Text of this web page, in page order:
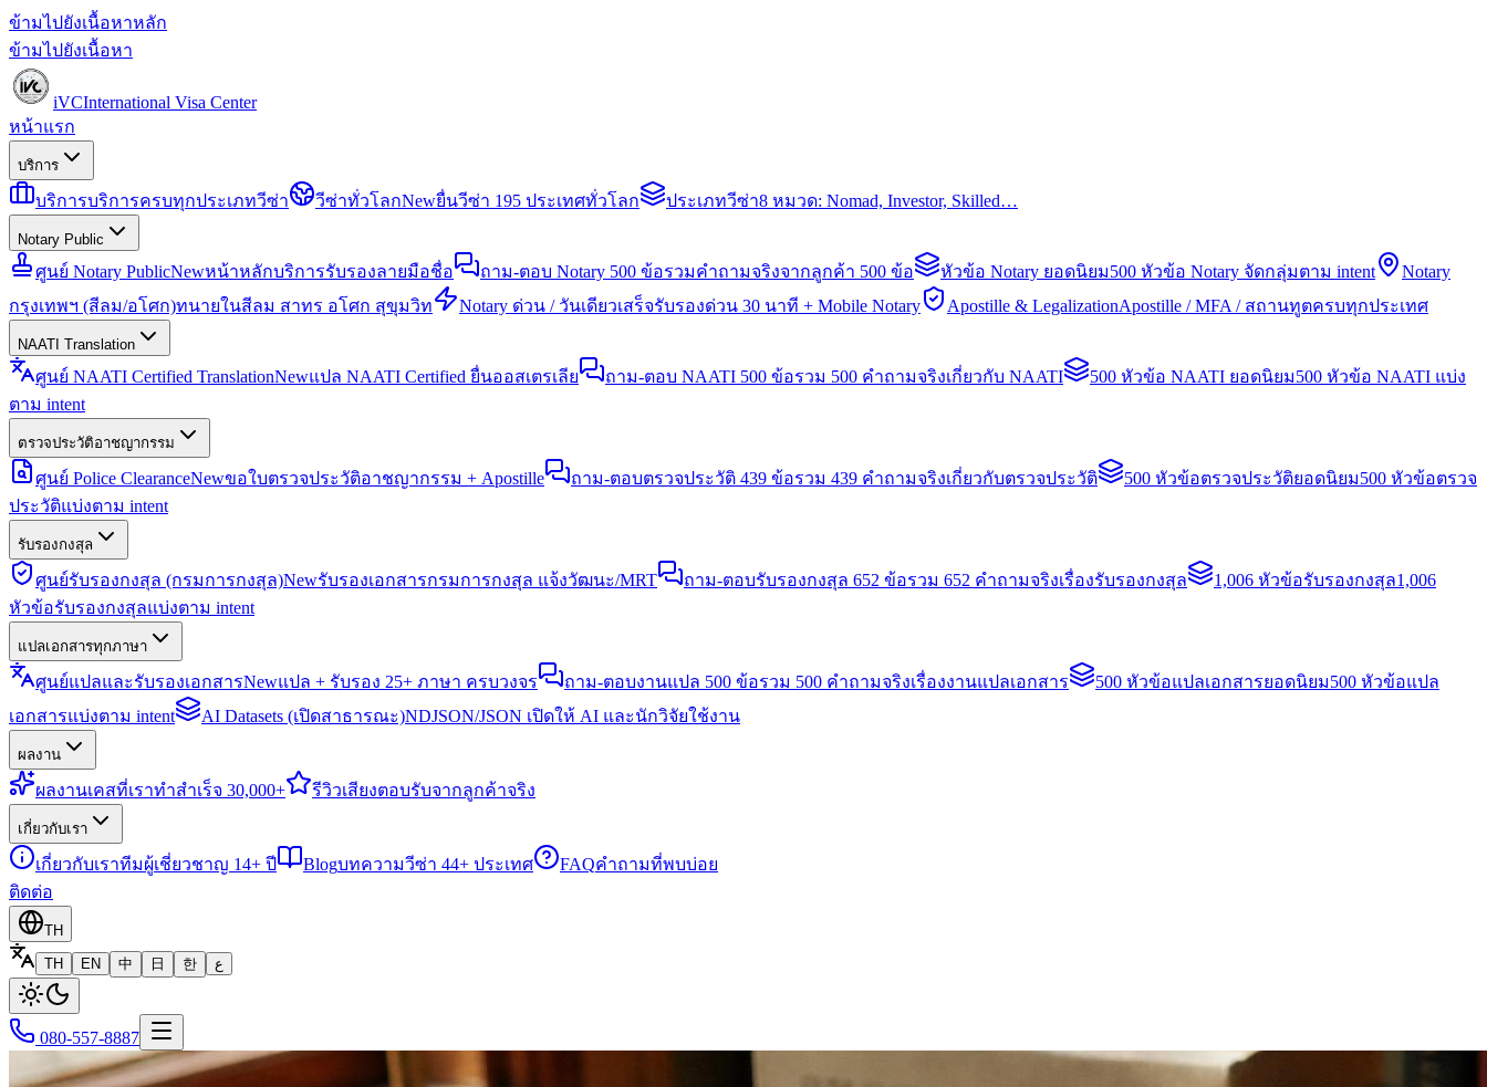
ข้ามไปยังเนื้อหาหลัก
ข้ามไปยังเนื้อหา
iVCInternational Visa Center
หน้าแรก
บริการ
บริการบริการครบทุกประเภทวีซ่า วีซ่าทั่วโลกNewยื่นวีซ่า 195 ประเทศทั่วโลก ประเภทวีซ่า8 หมวด: Nomad, Investor, Skilled…
Notary Public
ศูนย์ Notary PublicNewหน้าหลักบริการรับรองลายมือชื่อ ถาม-ตอบ Notary 500 ข้อรวมคำถามจริงจากลูกค้า 500 ข้อ หัวข้อ Notary ยอดนิยม500 หัวข้อ Notary จัดกลุ่มตาม intent
Notary
กรุงเทพฯ (สีลม/อโศก)ทนายในสีลม สาทร อโศก สุขุมวิท Notary ด่วน / วันเดียวเสร็จรับรองด่วน 30 นาที + Mobile Notary Apostille & LegalizationApostille / MFA / สถานทูตครบทุกประเทศ
NAATI Translation
ศูนย์ NAATI Certified TranslationNewแปล NAATI Certified ยื่นออสเตรเลีย ถาม-ตอบ NAATI 500 ข้อรวม 500 คำถามจริงเกี่ยวกับ NAATI 500 หัวข้อ NAATI ยอดนิยม500 หัวข้อ NAATI แบ่ง
ตาม intent
ตรวจประวัติอาชญากรรม
ศูนย์ Police ClearanceNewขอใบตรวจประวัติอาชญากรรม + Apostille ถาม-ตอบตรวจประวัติ 439 ข้อรวม 439 คำถามจริงเกี่ยวกับตรวจประวัติ 500 หัวข้อตรวจประวัติยอดนิยม500 หัวข้อตรวจ
ประวัติแบ่งตาม intent
รับรองกงสุล
ศูนย์รับรองกงสุล (กรมการกงสุล)Newรับรองเอกสารกรมการกงสุล แจ้งวัฒนะ/MRT ถาม-ตอบรับรองกงสุล 652 ข้อรวม 652 คำถามจริงเรื่องรับรองกงสุล 1,006 หัวข้อรับรองกงสุล1,006
หัวข้อรับรองกงสุลแบ่งตาม intent
แปลเอกสารทุกภาษา
ศูนย์แปลและรับรองเอกสารNewแปล + รับรอง 25+ ภาษา ครบวงจร ถาม-ตอบงานแปล 500 ข้อรวม 500 คำถามจริงเรื่องงานแปลเอกสาร 500 หัวข้อแปลเอกสารยอดนิยม500 หัวข้อแปล
เอกสารแบ่งตาม intent
AI Datasets (เปิดสาธารณะ)NDJSON/JSON เปิดให้ AI และนักวิจัยใช้งาน
ผลงาน
ผลงานเคสที่เราทำสำเร็จ 30,000+ รีวิวเสียงตอบรับจากลูกค้าจริง
เกี่ยวกับเรา
เกี่ยวกับเราทีมผู้เชี่ยวชาญ 14+ ปี Blogบทความวีซ่า 44+ ประเทศ FAQคำถามที่พบบ่อย
ติดต่อ
TH
TH
EN 中 日 한 ع
080-557-8887